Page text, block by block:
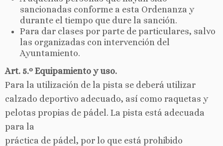
sancionadas conforme a esta Ordenanza y
durante el tiempo que dure la sanción.
Para dar clases por parte de particulares, salvo
las organizadas con intervención del
Ayuntamiento.
Art. 5.º Equipamiento y uso.
Para la utilización de la pista se deberá utilizar
calzado deportivo adecuado, así como raquetas y
pelotas propias de pádel. La pista está adecuada
para la
práctica de pádel, por lo que está prohibido